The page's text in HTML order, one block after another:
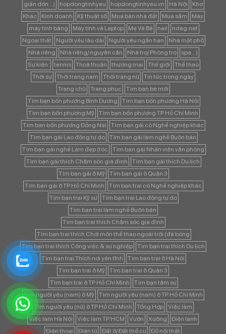
giản đơn...)
hopdongtinhyeu hopdongtinhyeu.vn Hà Nội
Kho
Khác
Kinh doanh Kỹ thuật số Mua bán nhà đất Mua sắm
Máy
máy tính bảng
Máy tính và Laptop Mẹ Và Bé nail
ndag.net
Ngoại thất
Người yêu lâu dài Người yêu ngắn hạn
Nhà mặt phố
Nhà riêng
Nhà riêng/ nguyên căn Nhà trọ/ Phòng trọ
spa...)
Sự kiện:
tennis Thoả thuận thương mại Thế giới
Thể thao
Thời sự
Thời trang nam Thời trang nữ
Tin tức trong ngày
Trang chủ
Trang phục
Tìm bạn bè mới
Tìm bạn bốn phương Bình Dương
Tìm bạn bốn phương Hà Nội
Tìm bạn bốn phương Mỹ
Tìm bạn bốn phương TP Hồ Chí Minh
Tìm bạn bốn phương Đồng Nai
Tìm bạn gái có Nghề nghiệp khác
Tìm bạn gái Lao động tự do
Tìm bạn gái làm nghề Buôn bán
Tìm bạn gái nghề Làm đẹp (tóc
Tìm bạn gái Nhân viên văn phòng
Tìm bạn gái thích Chăm sóc gia đình
Tìm bạn gái thích Du lịch
Tìm bạn gái ở Mỹ
Tìm bạn gái ở Quận 3
Tìm bạn gái ở TP Hồ Chí Minh
Tìm bạn trai có Nghề nghiệp khác
Tìm bạn trai Kỹ sư
Tìm bạn trai Lao động tự do
Tìm bạn trai làm nghề Buôn bán
Tìm bạn trai thích Chăm sóc gia đình
Tìm bạn trai thích Chơi môn thể thao ngoài trời (đá bóng
Tìm bạn trai thích Công việc & sự nghiệp
Tìm bạn trai thích Du lịch
Tìm bạn trai Thích nơi yên tĩnh
Tìm bạn trai ở Hà Nội
Tìm bạn trai ở Mỹ
Tìm bạn trai ở Quận 3
Tìm bạn trai ở TP Hồ Chí Minh
Tìm bạn tâm sự
Tìm người yêu (nam) ở Mỹ
Tìm người yêu (nam) ở TP Hồ Chí Minh
Tìm người yêu (nữ) ở TP Hồ Chí Minh
Tổng Hợp
Việc làm
Việc làm Hà Nội
Việc làm TP.HCM Vườn Xưởng
Điện lạnh
Điện thoại
Điện tử Đất ở/ Đất thổ cư Đồ nội thất